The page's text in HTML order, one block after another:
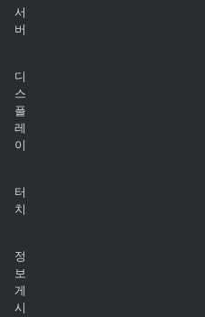
서
버
디
스
플
레
이
터
치
정
보
게
시